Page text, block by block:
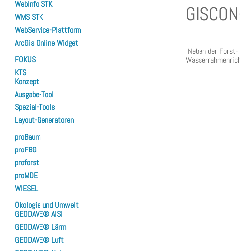
WebInfo STK
WMS STK
WebService-Plattform
ArcGis Online Widget
FOKUS
KTS
Konzept
Ausgabe-Tool
Spezial-Tools
Layout-Generatoren
proBaum
proFBG
proforst
proMDE
WIESEL
Ökologie und Umwelt
GEODAVE® AISI
GEODAVE® Lärm
GEODAVE® Luft
Neben der